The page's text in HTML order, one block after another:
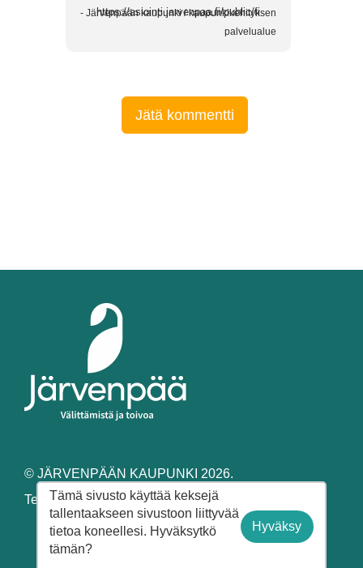
Tämä sivusto käyttää keksejä
tallentaakseen sivustoon liittyvää
tietoa koneellesi. Hyväksytkö
tämän?
Hyväksy
https://asiointi.jarvenpaa.fi/public/fi
- Järvenpään kaupunki / kaupunkikehityksen
palvelualue
Jätä kommentti
© JÄRVENPÄÄN KAUPUNKI 2026.
Tekninen toteutus Forward Forever Oy.
Sivun alkuun
Saavutettavuus
Tietosuoja
Sivukartta